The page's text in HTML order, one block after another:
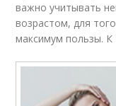
важно учитывать
возрастом, для
максимум пользы. К